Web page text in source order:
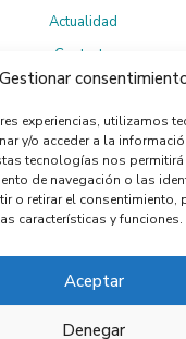
Gestionar
experiencias, utilizamos
y/o acceder a la
tecnologías nos
de navegación o las
o retirar el consentimiento,
características y funciones.
Aceptar
Denegar
Actualidad
Contacto
a la
Política de privacidad.